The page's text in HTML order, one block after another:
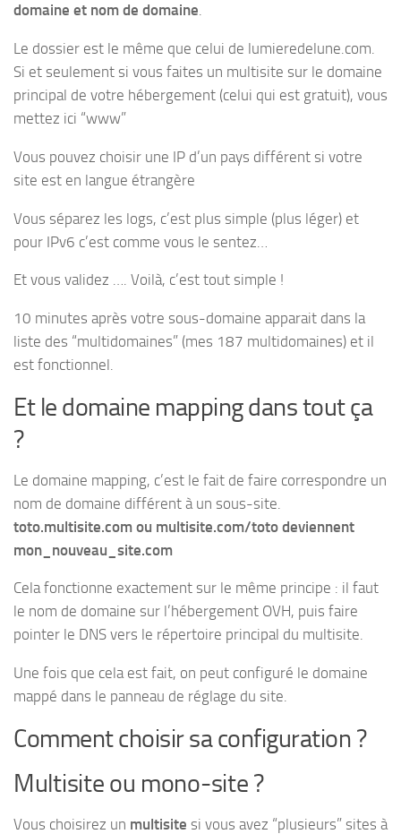
domaine et nom de domaine.
Le dossier est le même que celui de lumieredelune.com.
Si et seulement si vous faites un multisite sur le domaine
principal de votre hébergement (celui qui est gratuit), vous
mettez ici “www”
Vous pouvez choisir une IP d’un pays différent si votre
site est en langue étrangère
Vous séparez les logs, c’est plus simple (plus léger) et
pour IPv6 c’est comme vous le sentez…
Et vous validez …. Voilà, c’est tout simple !
10 minutes après votre sous-domaine apparait dans la
liste des “multidomaines” (mes 187 multidomaines) et il
est fonctionnel.
Et le domaine mapping dans tout ça
?
Le domaine mapping, c’est le fait de faire correspondre un
nom de domaine différent à un sous-site.
toto.multisite.com ou multisite.com/toto deviennent
mon_nouveau_site.com
Cela fonctionne exactement sur le même principe : il faut
le nom de domaine sur l’hébergement OVH, puis faire
pointer le DNS vers le répertoire principal du multisite.
Une fois que cela est fait, on peut configuré le domaine
mappé dans le panneau de réglage du site.
Comment choisir sa configuration ?
Multisite ou mono-site ?
Vous choisirez un multisite si vous avez “plusieurs” sites à